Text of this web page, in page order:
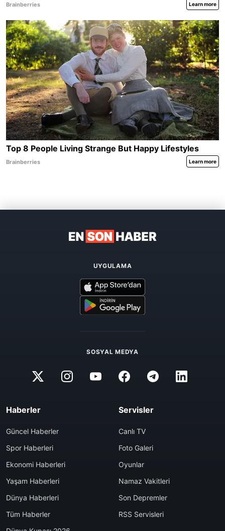
UYGULAMA
SOSYAL MEDYA
Haberler
Güncel Haberler
Spor Haberleri
Ekonomi Haberleri
Yaşam Haberleri
Dünya Haberleri
Tüm Haberler
Servisler
Canlı TV
Foto Galeri
Oyunlar
Namaz Vakitleri
Son Depremler
RSS Servisleri